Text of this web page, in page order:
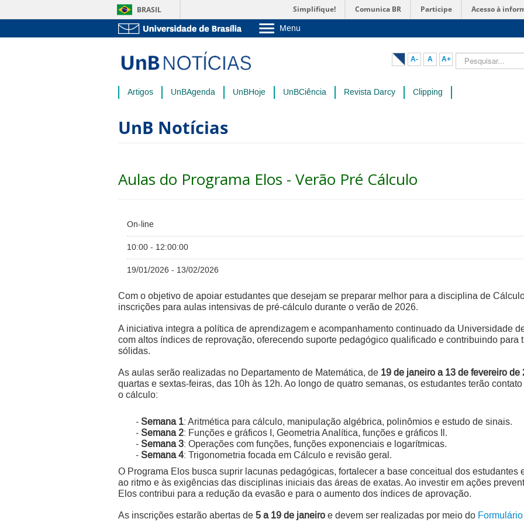
BRASIL Simplifique! Comunica BR Participe Acesso à
Menu
Pós-Graduação
Administração
A- A A+ Pesquisar...
Artigos UnBAgenda UnBHoje UnBCiência Revista Darcy Clipping
UnB Notícias
Aulas do Programa Elos - Verão Pré Cálculo
On-line
10:00 - 12:00:00
19/01/2026 - 13/02/2026
Com o objetivo de apoiar estudantes que desejam se preparar melhor para a disciplina de
inscrições para aulas intensivas de pré-cálculo durante o verão de 2026.
A iniciativa integra a política de aprendizagem e acompanhamento continuado da Universidade
com altos índices de reprovação, oferecendo suporte pedagógico qualificado e contribuindo para
sólidas.
As aulas serão realizadas no Departamento de Matemática, de 19 de janeiro a 13 de fevereiro de
quartas e sextas-feiras, das 10h às 12h. Ao longo de quatro semanas, os estudantes terão
o cálculo:
- Semana 1: Aritmética para cálculo, manipulação algébrica, polinômios e estudo de sinais.
- Semana 2: Funções e gráficos I, Geometria Analítica, funções e gráficos Il.
- Semana 3: Operações com funções, funções exponenciais e logarítmicas.
- Semana 4: Trigonometria focada em Cálculo e revisão geral.
O Programa Elos busca suprir lacunas pedagógicas, fortalecer a base conceitual dos estudantes
ao ritmo e às exigências das disciplinas iniciais das áreas de exatas. Ao investir em ações
Elos contribui para a redução da evasão e para o aumento dos índices de aprovação.
As inscrições estarão abertas de 5 a 19 de janeiro e devem ser realizadas por meio do